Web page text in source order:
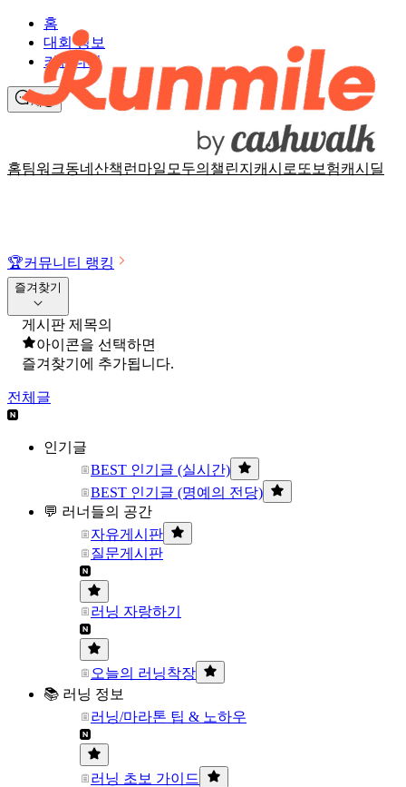
홈팀워크동네산책 런마일 모두의챌린지 캐시로또 보험캐시딜
홈
대회 정보
커뮤니티
채팅
🏆커뮤니티 랭킹
즐겨찾기
게시판 제목의
아이콘을 선택하면
즐겨찾기에 추가됩니다.
전체글
인기글
BEST 인기글 (실시간)
BEST 인기글 (명예의 전당)
💬 러너들의 공간
자유게시판
질문게시판
러닝 자랑하기
오늘의 러닝착장
📚 러닝 정보
러닝/마라톤 팁 & 노하우
러닝 초보 가이드